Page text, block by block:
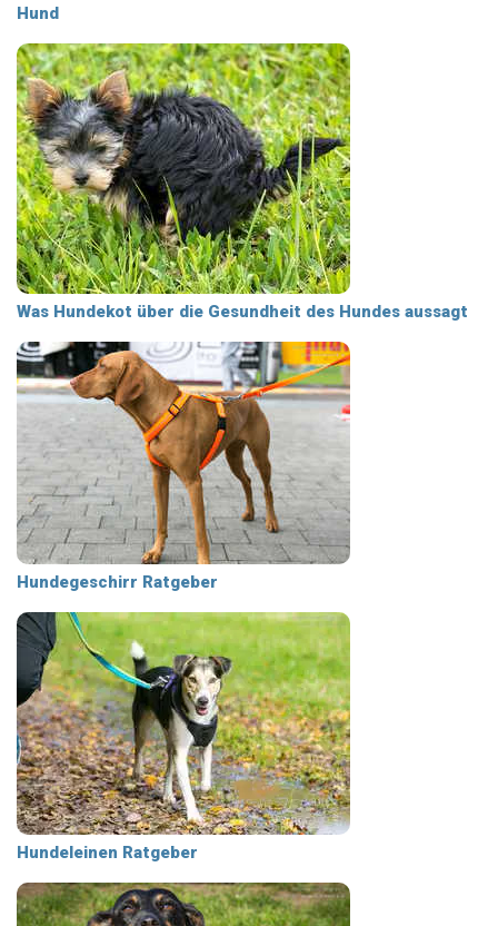
Hund
Was Hundekot über die Gesundheit des Hundes aussagt
Hundegeschirr Ratgeber
Hundeleinen Ratgeber